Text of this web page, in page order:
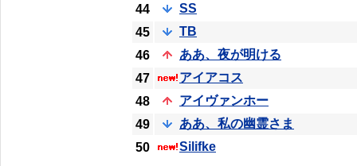
44
SS
45
TB
46
ああ、夜が明ける
47
アイアコス
48
アイヴァンホー
49
ああ、私の幽霊さま
50
Silifke